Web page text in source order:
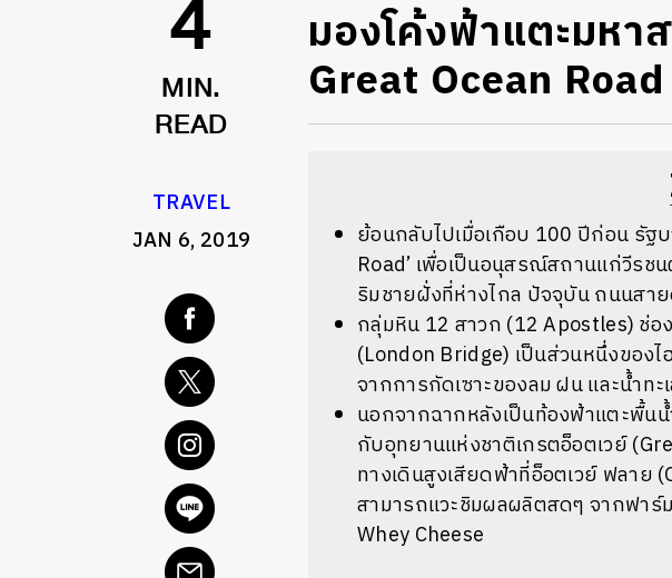
4
MIN.
READ
TRAVEL
JAN 6, 2019
มองโค้งฟ้าแตะมห
Great Ocean Road
ย้อนกลับไปเมื่อเกือบ 100 ปีก่อน รัฐ
Road’ เพื่อเป็นอนุสรณ์สถานแก่วีรช
ริมชายฝั่งที่ห่างไกล ปัจจุบัน ถนนสา
กลุ่มหิน 12 สาวก (12 Apostles) ช่อ
(London Bridge) เป็นส่วนหนึ่งขอ
จากการกัดเซาะของลม ฝน และน้ำท
นอกจากฉากหลังเป็นท้องฟ้าแตะพื้น
กับอุทยานแห่งชาติเกรตอ็อตเวย์
ทางเดินสูงเสียดฟ้าที่อ็อตเวย์ ฟลาย
สามารถแวะชิมผลผลิตสดๆ จากฟาร์
Whey Cheese